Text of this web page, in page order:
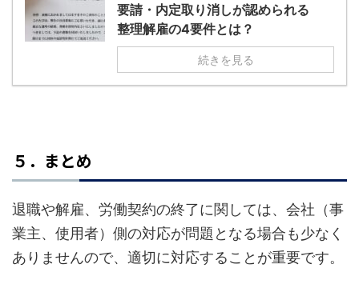
要請・内定取り消しが認められる
整理解雇の4要件とは？
続きを見る
５．まとめ
退職や解雇、労働契約の終了に関しては、会社（事
業主、使用者）側の対応が問題となる場合も少なく
ありませんので、適切に対応することが重要です。